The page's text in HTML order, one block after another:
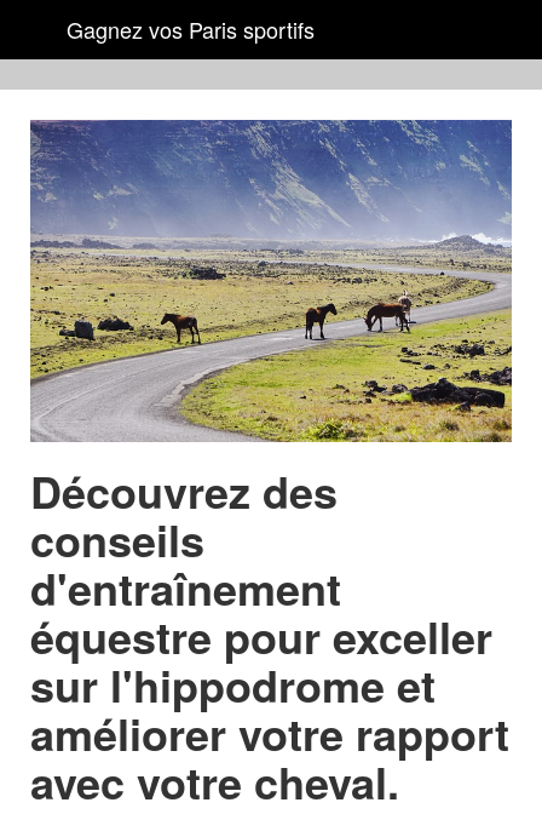
Gagnez vos Paris sportifs
Découvrez des
conseils
d'entraînement
équestre pour exceller
sur l'hippodrome et
améliorer votre rapport
avec votre cheval.